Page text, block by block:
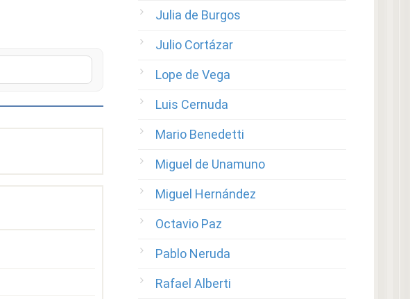
Julia de Burgos
Julio Cortázar
Lope de Vega
Luis Cernuda
Mario Benedetti
Miguel de Unamuno
Miguel Hernández
Octavio Paz
Pablo Neruda
Rafael Alberti